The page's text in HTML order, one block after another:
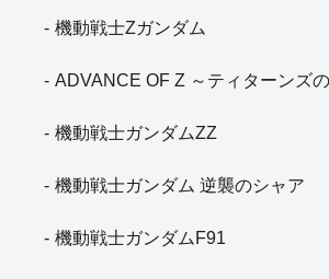
機動戦士Zガンダム
ADVANCE OF Z ～ティターンズ
機動戦士ガンダムZZ
機動戦士ガンダム 逆襲のシャア
機動戦士ガンダムF91